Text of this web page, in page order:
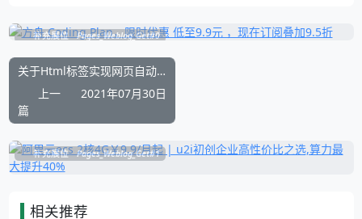
补充展位 Pages_Weblog_Get#0
关于Html标签实现网页自动定时重定向跳转功能
上一
篇
2021年07月30日
补充展位 Pages_Weblog_Get#1
相关推荐